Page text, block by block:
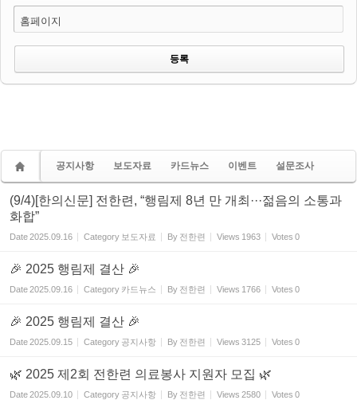
홈페이지
공지사항 보도자료 카드뉴스 이벤트 설문조사
(9/4)[한의신문] 전한련, “행림제 8년 만 개최···젊음의 소통과
화합”
Date2025.09.16 Category 보도자료 By 전한련 Views 1963 Votes 0
🎉 2025 행림제 결산 🎉
Date2025.09.16 Category 카드뉴스 By 전한련 Views 1766 Votes 0
🎉 2025 행림제 결산 🎉
Date2025.09.15 Category 공지사항 By 전한련 Views 3125 Votes 0
🌿 2025 제2회 전한련 의료봉사 지원자 모집 🌿
Date2025.09.10 Category 공지사항 By 전한련 Views 2580 Votes 0